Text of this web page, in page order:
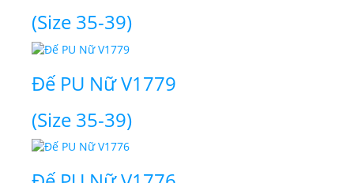
(Size 35-39)
Đế PU Nữ V1779
(Size 35-39)